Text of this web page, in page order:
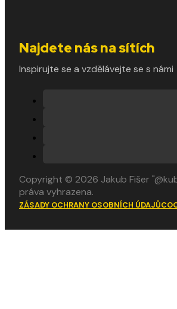
Najdete nás na sítích
Inspirujte se a vzdělávejte se s námi
Copyright © 2026 Jakub Fišer
práva vyhrazena.
ZÁSADY OCHRANY OSOBNÍCH ÚDAJŮ